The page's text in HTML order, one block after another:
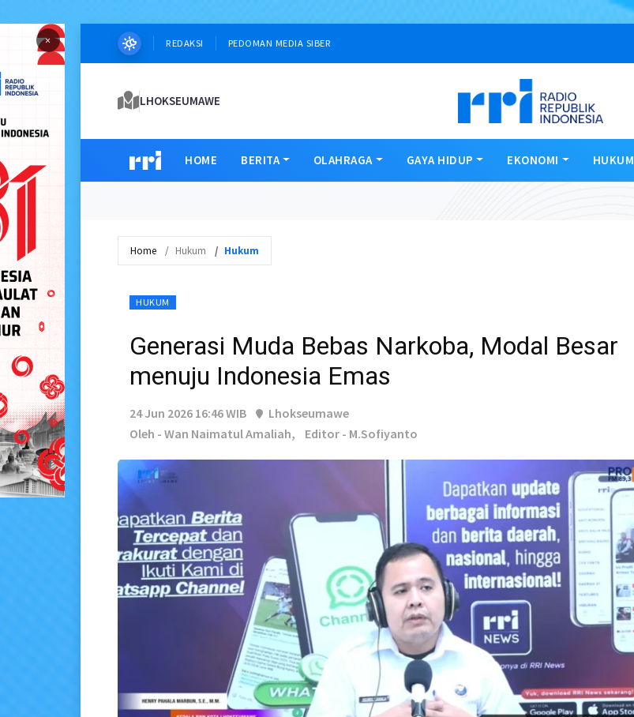
× REDAKSI PEDOMAN MEDIA SIBER
LHOKSEUMAWE
HOME BERITA OLAHRAGA GAYA HIDUP EKONOMI HUKUM
Home Hukum Hukum
HUKUM
Generasi Muda Bebas Narkoba, Modal Besar
menuju Indonesia Emas
24 Jun 2026 16:46 WIB
Lhokseumawe
Oleh - Wan Naimatul Amaliah,
Editor - M.Sofiyanto